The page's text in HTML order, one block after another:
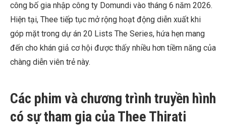
công bố gia nhập công ty Domundi vào tháng 6 năm 2026.
Hiện tại, Thee tiếp tục mở rộng hoạt động diễn xuất khi
góp mặt trong dự án 20 Lists The Series, hứa hẹn mang
đến cho khán giả cơ hội được thấy nhiều hơn tiềm năng của
chàng diễn viên trẻ này.
Các phim và chương trình truyền hình
có sự tham gia của Thee Thirati